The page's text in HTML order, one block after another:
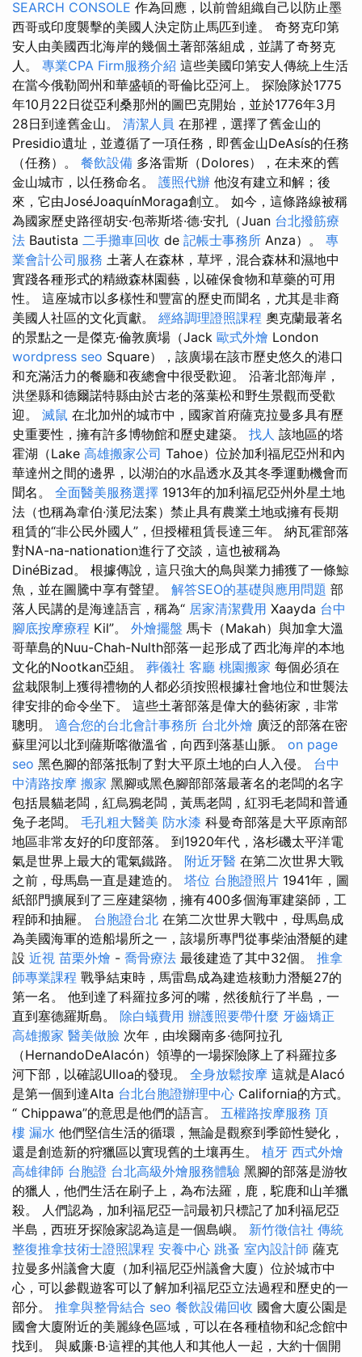
SEARCH CONSOLE 作為回應，以前曾組織自己以防止墨
西哥或印度襲擊的美國人決定防止馬匹到達。 奇努克印第
安人由美國西北海岸的幾個土著部落組成，並講了奇努克
人。 專業CPA Firm服務介紹 這些美國印第安人傳統上生活
在當今俄勒岡州和華盛頓的哥倫比亞河上。 探險隊於1775
年10月22日從亞利桑那州的圖巴克開始，並於1776年3月
28日到達舊金山。 清潔人員 在那裡，選擇了舊金山的
Presidio遺址，並遵循了一項任務，即舊金山DeAsís的任務
（任務）。 餐飲設備 多洛雷斯（Dolores），在未來的舊
金山城市，以任務命名。 護照代辦 他沒有建立和解；後
來，它由JoséJoaquínMoraga創立。 如今，這條路線被稱
為國家歷史路徑胡安·包蒂斯塔·德·安扎（Juan 台北撥筋療
法 Bautista 二手攤車回收 de 記帳士事務所 Anza）。 專
業會計公司服務 土著人在森林，草坪，混合森林和濕地中
實踐各種形式的精緻森林園藝，以確保食物和草藥的可用
性。 這座城市以多樣性和豐富的歷史而聞名，尤其是非裔
美國人社區的文化貢獻。 經絡調理證照課程 奧克蘭最著名
的景點之一是傑克·倫敦廣場（Jack 歐式外燴 London
wordpress seo Square），該廣場在該市歷史悠久的港口
和充滿活力的餐廳和夜總會中很受歡迎。 沿著北部海岸，
洪堡縣和德爾諾特縣由於古老的落葉松和野生景觀而受歡
迎。 滅鼠 在北加州的城市中，國家首府薩克拉曼多具有歷
史重要性，擁有許多博物館和歷史建築。 找人 該地區的塔
霍湖（Lake 高雄搬家公司 Tahoe）位於加利福尼亞州和內
華達州之間的邊界，以湖泊的水晶透水及其冬季運動機會而
聞名。 全面醫美服務選擇 1913年的加利福尼亞州外星土地
法（也稱為韋伯·漢尼法案）禁止​​具有農業土地或擁有長期
租賃的“非公民外國人”，但授權租賃長達三年。 納瓦霍部落
對NA-na-nationation進行了交談，這也被稱為
DinéBizad。 根據傳說，這只強大的鳥與業力捕獲了一條鯨
魚，並在圖騰中享有聲望。 解答SEO的基礎與應用問題 部
落人民講的是海達語言，稱為“ 居家清潔費用 Xaayda 台中
腳底按摩療程 Kil”。 外燴擺盤 馬卡（Makah）與加拿大溫
哥華島的Nuu-Chah-Nulth部落一起形成了西北海岸的本地
文化的Nootkan亞組。 葬儀社 客廳 桃園搬家 每個必須在
盆栽限制上獲得禮物的人都必須按照根據社會地位和世襲法
律安排的命令坐下。 這些土著部落是偉大的藝術家，非常
聰明。 適合您的台北會計事務所 台北外燴 廣泛的部落在密
蘇里河以北到薩斯喀徹溫省，向西到落基山脈。 on page
seo 黑色腳的部落抵制了對大平原土地的白人入侵。 台中
中清路按摩 搬家 黑腳或黑色腳部部落最著名的老闆的名字
包括晨貓老闆，紅烏鴉老闆，黃馬老闆，紅羽毛老闆和普通
兔子老闆。 毛孔粗大醫美 防水漆 科曼奇部落是大平原南部
地區非常友好的印度部落。 到1920年代，洛杉磯太平洋電
氣是世界上最大的電氣鐵路。 附近牙醫 在第二次世界大戰
之前，母馬島一直是建造的。 塔位 台胞證照片 1941年，圖
紙部門擴展到了三座建築物，擁有400多個海軍建築師，工
程師和抽屜。 台胞證台北 在第二次世界大戰中，母馬島成
為美國海軍的造船場所之一，該場所專門從事柴油潛艇的建
設 近視 苗栗外燴 - 喬骨療法 最後建造了其中32個。 推拿
師專業課程 戰爭結束時，馬雷島成為建造核動力潛艇27的
第一名。 他到達了科羅拉多河的嘴，然後航行了半島，一
直到塞德羅斯島。 除白蟻費用 辦護照要帶什麼 牙齒矯正
高雄搬家 醫美做臉 次年，由埃爾南多·德阿拉孔
（HernandoDeAlacón）領導的一場探險隊上了科羅拉多
河下部，以確認Ulloa的發現。 全身放鬆按摩 這就是Alacó
是第一個到達Alta 台北台胞證辦理中心 California的方式。
“ Chippawa”的意思是他們的語言。 五權路按摩服務 頂
樓 漏水 他們堅信生活的循環，無論是觀察到季節性變化，
還是創造新的狩獵區以實現舊的土壤再生。 植牙 西式外燴
高雄律師 台胞證 台北高級外燴服務體驗 黑腳的部落是游牧
的獵人，他們生活在刷子上，為布法羅，鹿，駝鹿和山羊獵
殺。 人們認為，加利福尼亞一詞最初只標記了加利福尼亞
半島，西班牙探險家認為這是一個島嶼。 新竹徵信社 傳統
整復推拿技術士證照課程 安養中心 跳蚤 室內設計師 薩克
拉曼多州議會大廈（加利福尼亞州議會大廈）位於城市中
心，可以參觀遊客可以了解加利福尼亞立法過程和歷史的一
部分。 推拿與整骨結合 seo 餐飲設備回收 國會大廈公園是
國會大廈附近的美麗綠色區域，可以在各種植物和紀念館中
找到。 與威廉·B·這裡的其他人和其他人一起，大約十個開